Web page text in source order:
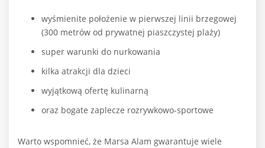
wyśmienite położenie w pierwszej linii brzegowej
(300 metrów od prywatnej piaszczystej plaży)
super warunki do nurkowania
kilka atrakcji dla dzieci
wyjątkową ofertę kulinarną
oraz bogate zaplecze rozrywkowo-sportowe
Warto wspomnieć, że Marsa Alam gwarantuje wiele